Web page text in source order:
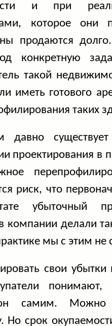
и при
которое они
продаются
конкретную
такой
иметь готового
таких
давно существует
проектирования в
риск, что
убыточный
делали
мы с этим не
свои
самим. Можно
Но срок